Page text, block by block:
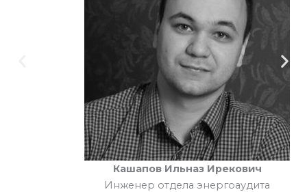
Кашапов Ильназ Ирекович
Инженер отдела энергоаудита